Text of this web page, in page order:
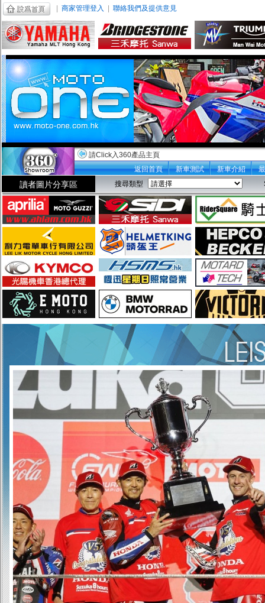
商家管理登入 聯絡我們及提供意見
請Click入360產品主頁
返回首頁
新車測試 新車介紹
讀者圖片分享區 搜尋類型